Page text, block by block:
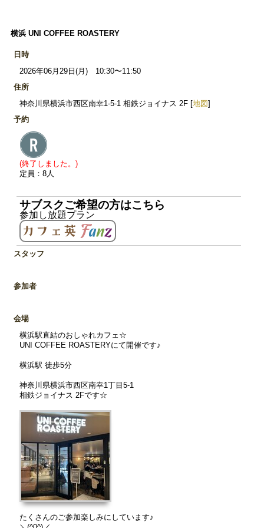
横浜 UNI COFFEE ROASTERY
日時
2026年06月29日(月) 10:30〜11:50
住所
神奈川県横浜市西区南幸1-5-1 相鉄ジョイナス 2F [地図]
予約
(終了しました。)
定員：8人
サブスクご希望の方はこちら
参加し放題プラン
スタッフ
参加者
会場
横浜駅直結のおしゃれカフェ☆
UNI COFFEE ROASTERYにて開催です♪
横浜駅 徒歩5分
神奈川県横浜市西区南幸1丁目5-1
相鉄ジョイナス 2Fです☆
たくさんのご参加楽しみにしています♪